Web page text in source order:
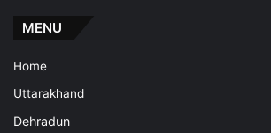
MENU
Home
Uttarakhand
Dehradun